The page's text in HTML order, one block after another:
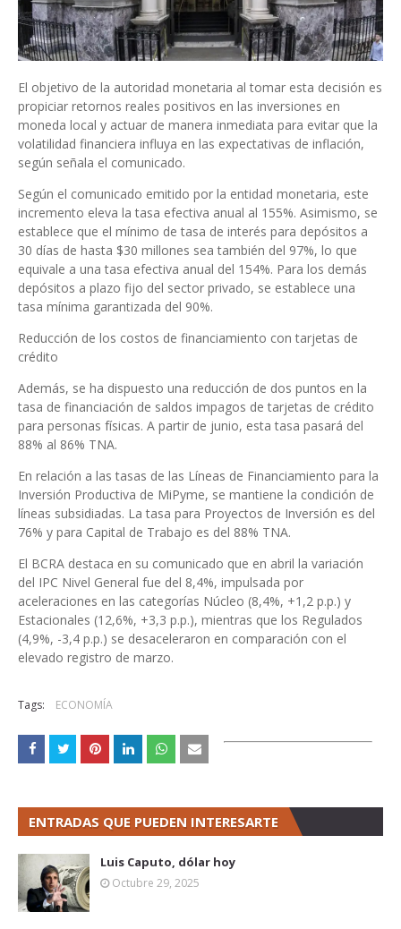
El objetivo de la autoridad monetaria al tomar esta decisión es
propiciar retornos reales positivos en las inversiones en
moneda local y actuar de manera inmediata para evitar que la
volatilidad financiera influya en las expectativas de inflación,
según señala el comunicado.
Según el comunicado emitido por la entidad monetaria, este
incremento eleva la tasa efectiva anual al 155%. Asimismo, se
establece que el mínimo de tasa de interés para depósitos a
30 días de hasta $30 millones sea también del 97%, lo que
equivale a una tasa efectiva anual del 154%. Para los demás
depósitos a plazo fijo del sector privado, se establece una
tasa mínima garantizada del 90%.
Reducción de los costos de financiamiento con tarjetas de
crédito
Además, se ha dispuesto una reducción de dos puntos en la
tasa de financiación de saldos impagos de tarjetas de crédito
para personas físicas. A partir de junio, esta tasa pasará del
88% al 86% TNA.
En relación a las tasas de las Líneas de Financiamiento para la
Inversión Productiva de MiPyme, se mantiene la condición de
líneas subsidiadas. La tasa para Proyectos de Inversión es del
76% y para Capital de Trabajo es del 88% TNA.
El BCRA destaca en su comunicado que en abril la variación
del IPC Nivel General fue del 8,4%, impulsada por
aceleraciones en las categorías Núcleo (8,4%, +1,2 p.p.) y
Estacionales (12,6%, +3,3 p.p.), mientras que los Regulados
(4,9%, -3,4 p.p.) se desaceleraron en comparación con el
elevado registro de marzo.
Tags: ECONOMÍA
ENTRADAS QUE PUEDEN INTERESARTE
Luis Caputo, dólar hoy
Octubre 29, 2025